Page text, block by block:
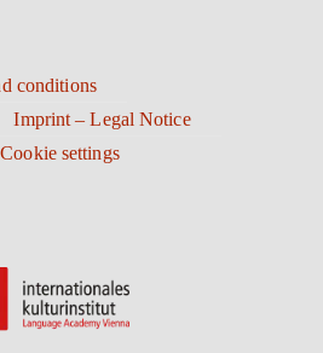
conditions
Imprint – Legal Notice
Cookie settings